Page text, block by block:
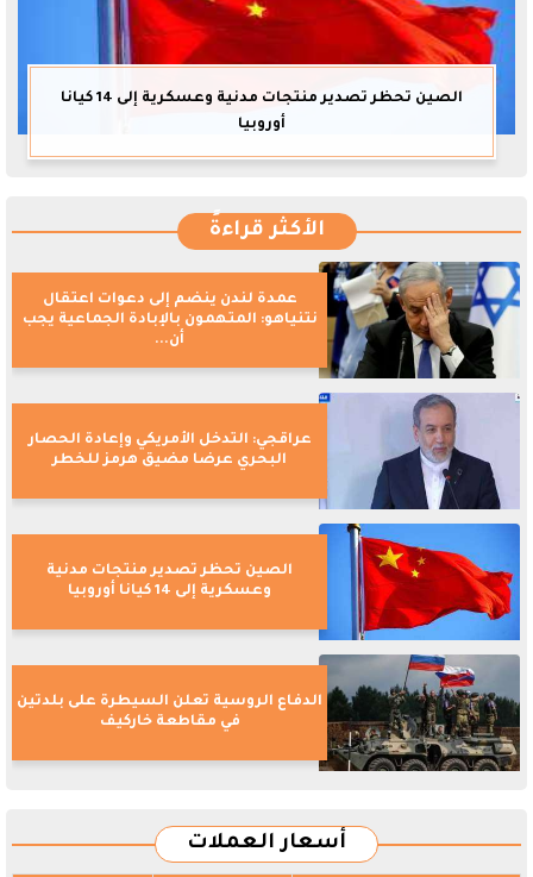
الصين تحظر تصدير منتجات مدنية وعسكرية إلى 14 كيانا
أوروبيا
الأكثر قراءةً
عمدة لندن ينضم إلى دعوات اعتقال
نتنياهو: المتهمون بالإبادة الجماعية يجب
أن...
عراقجي: التدخل الأمريكي وإعادة الحصار
البحري عرضا مضيق هرمز للخطر
الصين تحظر تصدير منتجات مدنية
وعسكرية إلى 14 كيانا أوروبيا
الدفاع الروسية تعلن السيطرة على بلدتين
في مقاطعة خاركيف
أسعار العملات